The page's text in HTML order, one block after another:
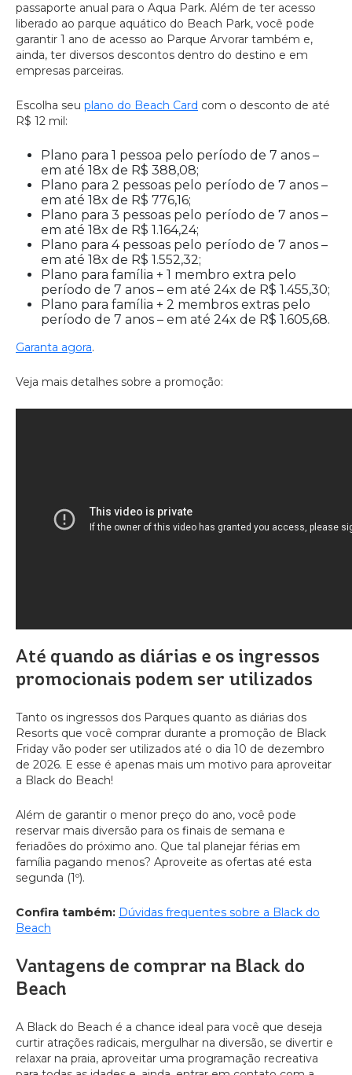
passaporte anual para o Aqua Park. Além de ter acesso
liberado ao parque aquático do Beach Park, você pode
garantir 1 ano de acesso ao Parque Arvorar também e,
ainda, ter diversos descontos dentro do destino e em
empresas parceiras.
Escolha seu plano do Beach Card com o desconto de até
R$ 12 mil:
Plano para 1 pessoa pelo período de 7 anos –
em até 18x de R$ 388,08;
Plano para 2 pessoas pelo período de 7 anos –
em até 18x de R$ 776,16;
Plano para 3 pessoas pelo período de 7 anos –
em até 18x de R$ 1.164,24;
Plano para 4 pessoas pelo período de 7 anos –
em até 18x de R$ 1.552,32;
Plano para família + 1 membro extra pelo
período de 7 anos – em até 24x de R$ 1.455,30;
Plano para família + 2 membros extras pelo
período de 7 anos – em até 24x de R$ 1.605,68.
Garanta agora.
Veja mais detalhes sobre a promoção:
Até quando as diárias e os ingressos
promocionais podem ser utilizados
Tanto os ingressos dos Parques quanto as diárias dos
Resorts que você comprar durante a promoção de Black
Friday vão poder ser utilizados até o dia 10 de dezembro
de 2026. E esse é apenas mais um motivo para aproveitar
a Black do Beach!
Além de garantir o menor preço do ano, você pode
reservar mais diversão para os finais de semana e
feriadões do próximo ano. Que tal planejar férias em
família pagando menos? Aproveite as ofertas até esta
segunda (1º).
Confira também: Dúvidas frequentes sobre a Black do
Beach
Vantagens de comprar na Black do
Beach
A Black do Beach é a chance ideal para você que deseja
curtir atrações radicais, mergulhar na diversão, se divertir e
relaxar na praia, aproveitar uma programação recreativa